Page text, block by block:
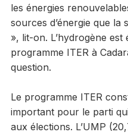
les énergies
sources d’énergie que
», lit-on. L’hydrogène est
programme ITER à
question.
Le programme ITER
important pour le parti
aux élections. L’UMP